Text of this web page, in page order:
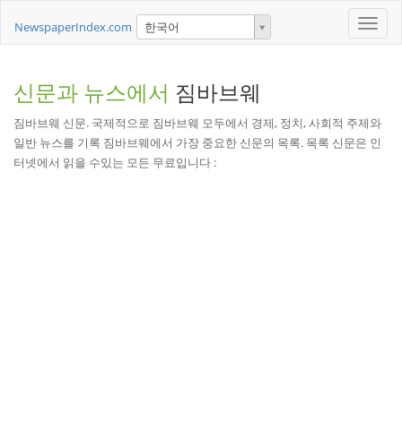
Toggle
NewspaperIndex.com 한국어
신문과 뉴스에서 짐바브웨
짐바브웨 신문. 국제적으로 짐바브웨 모두에서 경제, 정치, 사회적 주제와
일반 뉴스를 기록 짐바브웨에서 가장 중요한 신문의 목록. 목록 신문은 인
터넷에서 읽을 수있는 모든 무료입니다 :